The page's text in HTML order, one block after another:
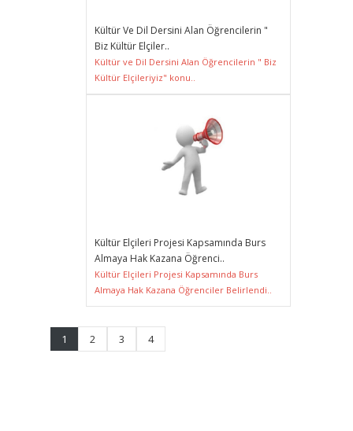
Kültür Ve Dil Dersini Alan Öğrencilerin "
Biz Kültür Elçiler..
Kültür ve Dil Dersini Alan Öğrencilerin " Biz
Kültür Elçileriyiz" konu..
Kültür Elçileri Projesi Kapsamında Burs
Almaya Hak Kazana Öğrenci..
Kültür Elçileri Projesi Kapsamında Burs
Almaya Hak Kazana Öğrenciler Belirlendi..
1 2 3 4